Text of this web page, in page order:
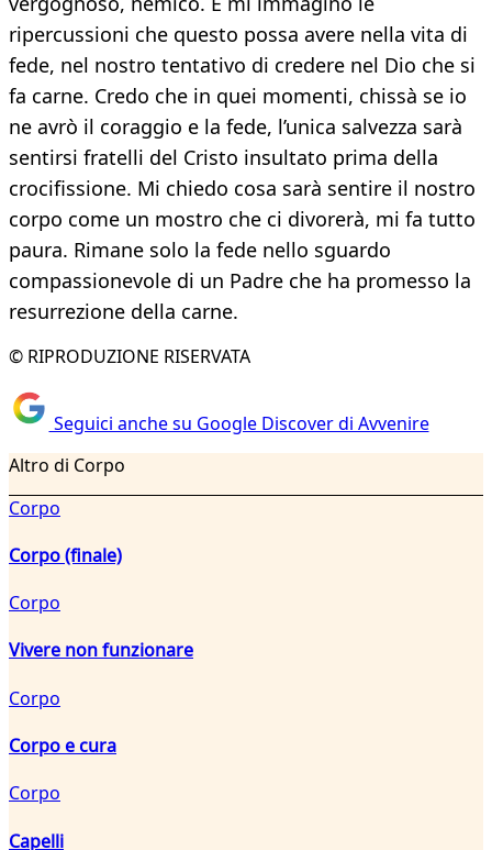
ripercussioni che questo possa avere nella vita di
fede, nel nostro tentativo di credere nel Dio che si
fa carne. Credo che in quei momenti, chissà se io
ne avrò il coraggio e la fede, l’unica salvezza sarà
sentirsi fratelli del Cristo insultato prima della
crocifissione. Mi chiedo cosa sarà sentire il nostro
corpo come un mostro che ci divorerà, mi fa tutto
paura. Rimane solo la fede nello sguardo
compassionevole di un Padre che ha promesso la
resurrezione della carne.
© RIPRODUZIONE RISERVATA
Seguici anche su Google Discover di Avvenire
Altro di Corpo
Corpo
Corpo (finale)
Corpo
Vivere non funzionare
Corpo
Corpo e cura
Corpo
Capelli